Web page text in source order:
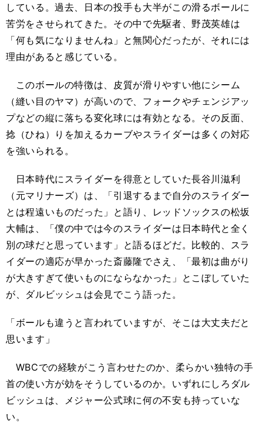
している。過去、日本の投手も大半がこの滑るボールに
苦労をさせられてきた。その中で先駆者、野茂英雄は
「何も気になりませんね」と無関心だったが、それには
理由があると感じている。
このボールの特徴は、皮質が滑りやすい他にシーム
（縫い目のヤマ）が高いので、フォークやチェンジアッ
プなどの縦に落ちる変化球には有効となる。その反面、
捻（ひね）りを加えるカーブやスライダーは多くの対応
を強いられる。
日本時代にスライダーを得意としていた長谷川滋利
（元マリナーズ）は、「引退するまで自分のスライダー
とは程遠いものだった」と語り、レッドソックスの松坂
大輔は、「僕の中では今のスライダーは日本時代と全く
別の球だと思っています」と語るほどだ。比較的、スラ
イダーの適応が早かった斎藤隆でさえ、「最初は曲がり
が大きすぎて使いものにならなかった」とこぼしていた
が、ダルビッシュは会見でこう語った。
「ボールも違うと言われていますが、そこは大丈夫だと
思います」
WBCでの経験がこう言わせたのか、柔らかい独特の手
首の使い方が効をそうしているのか。いずれにしろダル
ビッシュは、メジャー公式球に何の不安も持っていな
い。